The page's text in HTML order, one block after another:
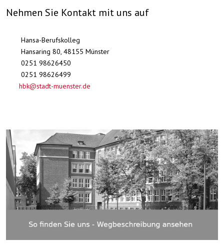
Nehmen Sie Kontakt mit uns auf
Hansa-Berufskolleg
Hansaring 80, 48155 Münster
0251 98626450
0251 98626499
hbk@stadt-muenster.de